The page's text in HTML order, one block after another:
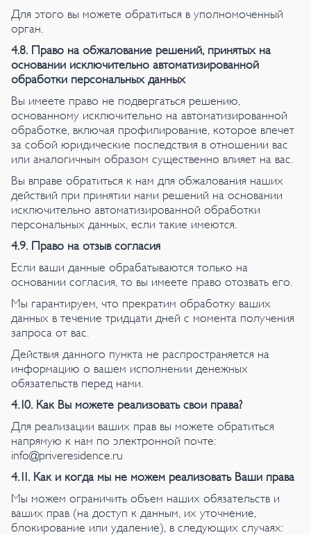
Для этого вы можете обратиться в уполномоченный
орган.
4.8. Право на обжалование решений, принятых на
основании исключительно автоматизированной
обработки персональных данных
Вы имеете право не подвергаться решению,
основанному исключительно на автоматизированной
обработке, включая профилирование, которое влечет
за собой юридические последствия в отношении вас
или аналогичным образом существенно влияет на вас.
Вы вправе обратиться к нам для обжалования наших
действий при принятии нами решений на основании
исключительно автоматизированной обработки
персональных данных, если такие имеются.
4.9. Право на отзыв согласия
Если ваши данные обрабатываются только на
основании согласия, то вы имеете право отозвать его.
Мы гарантируем, что прекратим обработку ваших
данных в течение тридцати дней с момента получения
запроса от вас.
Действия данного пункта не распространяется на
информацию о вашем исполнении денежных
обязательств перед нами.
4.10. Как Вы можете реализовать свои права?
Для реализации ваших прав вы можете обратиться
напрямую к нам по электронной почте:
info@priveresidence.ru
4.11. Как и когда мы не можем реализовать Ваши права
Мы можем ограничить объем наших обязательств и
ваших прав (на доступ к данным, их уточнение,
блокирование или удаление), в следующих случаях: